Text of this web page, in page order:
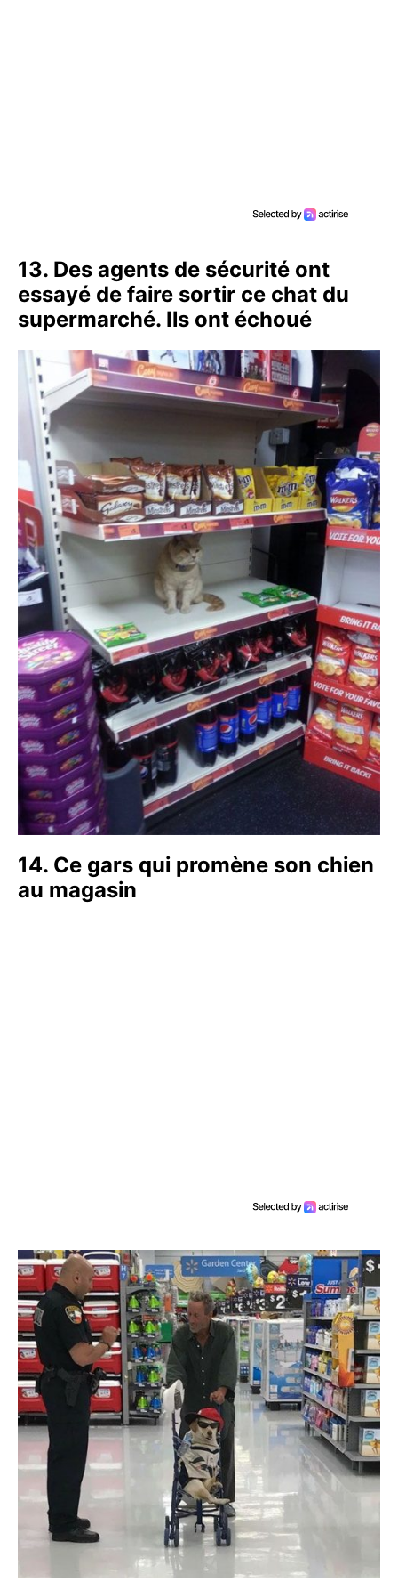
13. Des agents de sécurité ont
essayé de faire sortir ce chat du
supermarché. Ils ont échoué
14. Ce gars qui promène son chien
au magasin